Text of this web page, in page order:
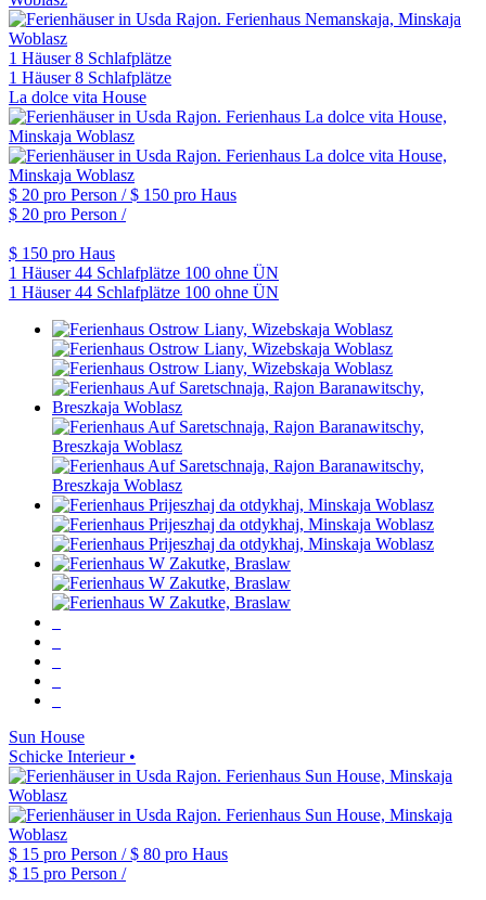
1 Häuser 8 Schlafplätze
1 Häuser 8 Schlafplätze
La dolce vita House
$ 20 pro Person /$ 150 pro Haus
$ 20 pro Person /
$ 150 pro Haus
1 Häuser 44 Schlafplätze 100 ohne ÜN
1 Häuser 44 Schlafplätze 100 ohne ÜN
Sun House
Schicke Interieur •
$ 15 pro Person /$ 80 pro Haus
$ 15 pro Person /